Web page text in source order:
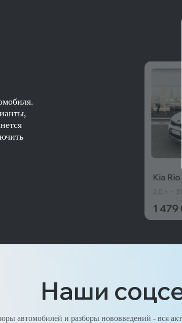
Наши
автомобилей и разборы нововведений - вся